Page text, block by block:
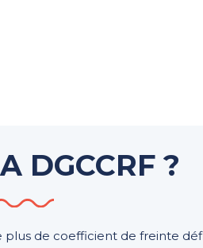
DGCCRF ?
plus de coefficient de freinte